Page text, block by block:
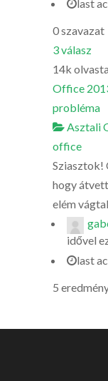
last
0szavazat
3válasz
14k olvasta
Office
probléma
Asztali
office
Sziasztok!
hogy
elém
idővel
last
5